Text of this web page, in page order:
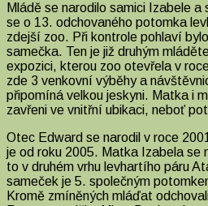
Mládě se narodilo samici Izabele
se o 13. odchovaného potomka
zdejší zoo. Při kontrole pohlaví
samečka. Ten je již druhým
expozici, kterou zoo otevřela v
zde 3 venkovní výběhy a
připomíná velkou jeskyni. Matka i
zavřeni ve vnitřní ubikaci, neboť
Otec Edward se narodil v roce
je od roku 2005. Matka Izabela se
to v druhém vrhu levhartího páru
sameček je 5. společným
Kromě zmíněných mláďat